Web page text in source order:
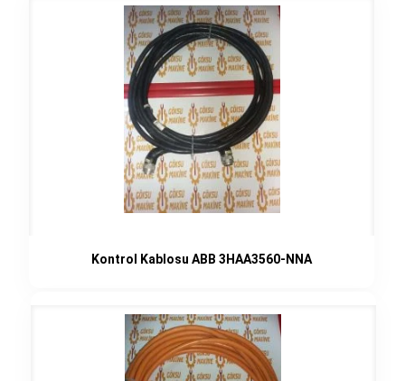
Kontrol Kablosu ABB 3HAA3560-NNA